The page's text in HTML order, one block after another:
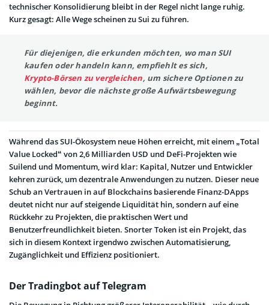
technischer Konsolidierung bleibt in der Regel nicht lange ruhig.
Kurz gesagt: Alle Wege scheinen zu Sui zu führen.
Für diejenigen, die erkunden möchten, wo man SUI
kaufen oder handeln kann, empfiehlt es sich,
Krypto-Börsen zu vergleichen, um sichere Optionen zu
wählen, bevor die nächste große Aufwärtsbewegung
beginnt.
Während das SUI-Ökosystem neue Höhen erreicht, mit einem „Total
Value Locked“ von 2,6 Milliarden USD und DeFi-Projekten wie
Suilend und Momentum, wird klar: Kapital, Nutzer und Entwickler
kehren zurück, um dezentrale Anwendungen zu nutzen. Dieser neue
Schub an Vertrauen in auf Blockchains basierende Finanz-DApps
deutet nicht nur auf steigende Liquidität hin, sondern auf eine
Rückkehr zu Projekten, die praktischen Wert und
Benutzerfreundlichkeit bieten. Snorter Token ist ein Projekt, das
sich in diesem Kontext irgendwo zwischen Automatisierung,
Zugänglichkeit und Effizienz positioniert.
Der Tradingbot auf Telegram